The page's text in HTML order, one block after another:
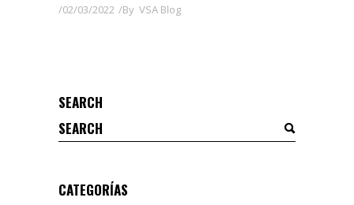
02/03/2022 By VSA Blog
SEARCH
Search
for:
CATEGORÍAS